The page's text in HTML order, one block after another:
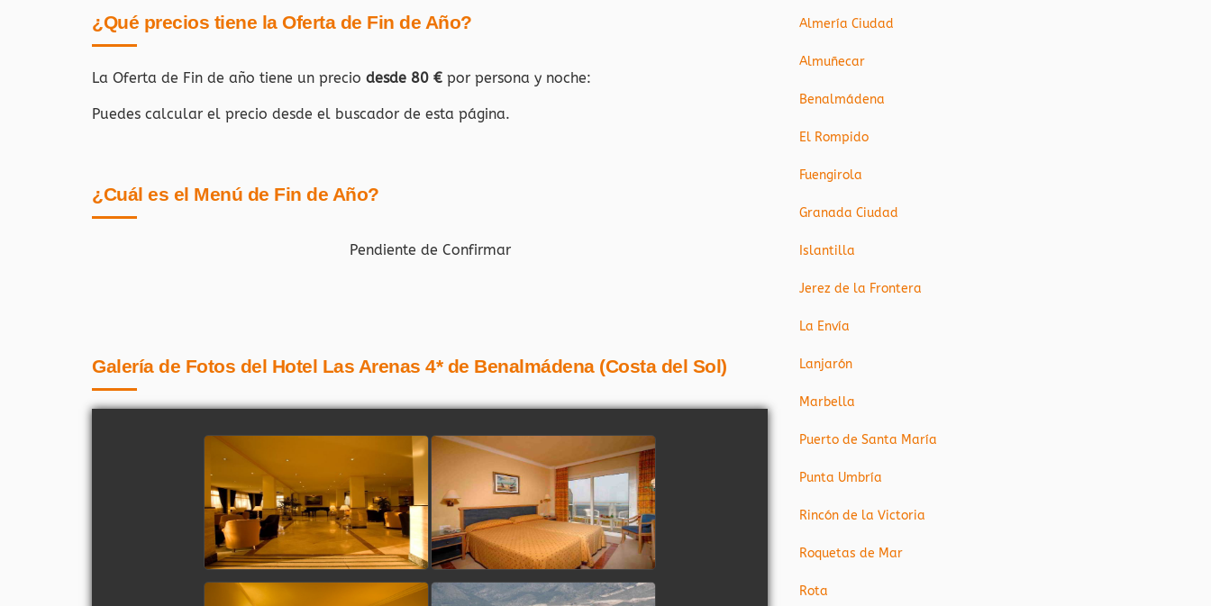
¿Qué precios tiene la Oferta de Fin de Año?
La Oferta de Fin de año tiene un precio desde 80 € por persona y noche:
Puedes calcular el precio desde el buscador de esta página.
¿Cuál es el Menú de Fin de Año?
Pendiente de Confirmar
Galería de Fotos del Hotel Las Arenas 4* de Benalmádena (Costa del Sol)
Almería Ciudad
Almuñecar
Benalmádena
El Rompido
Fuengirola
Granada Ciudad
Islantilla
Jerez de la Frontera
La Envía
Lanjarón
Marbella
Puerto de Santa María
Punta Umbría
Rincón de la Victoria
Roquetas de Mar
Rota